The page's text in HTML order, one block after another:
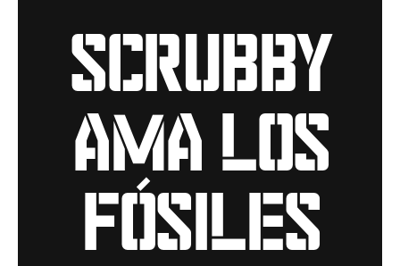
scrubby
ama los
fósiles